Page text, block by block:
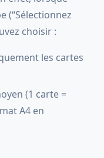
(“Sélectionnez
choisir :
les cartes
(1 carte =
A4 en